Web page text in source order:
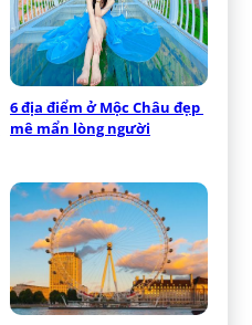
6 địa điểm ở Mộc Châu đẹp
mê mẩn lòng người